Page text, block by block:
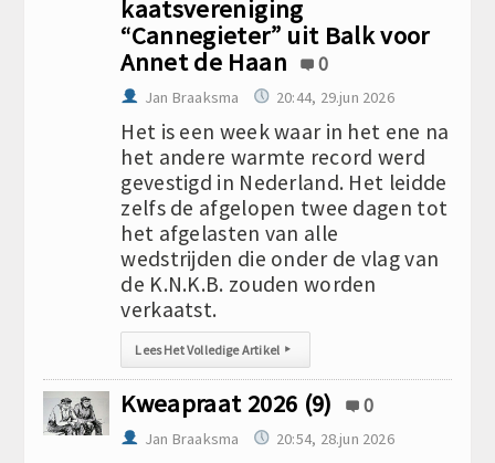
kaatsvereniging
“Cannegieter” uit Balk voor
Annet de Haan
0
Jan Braaksma 20:44, 29.jun 2026
Het is een week waar in het ene na
het andere warmte record werd
gevestigd in Nederland. Het leidde
zelfs de afgelopen twee dagen tot
het afgelasten van alle
wedstrijden die onder de vlag van
de K.N.K.B. zouden worden
verkaatst.
Lees Het Volledige Artikel ▸
Kweapraat 2026 (9) 0
Jan Braaksma 20:54, 28.jun 2026